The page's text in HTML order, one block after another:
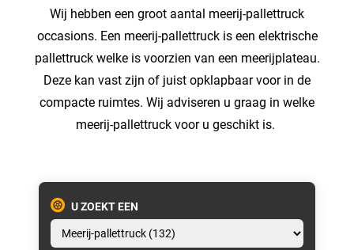
Wij hebben een groot aantal meerij-pallettruck
occasions. Een meerij-pallettruck is een elektrische
pallettruck welke is voorzien van een meerijplateau.
Deze kan vast zijn of juist opklapbaar voor in de
compacte ruimtes. Wij adviseren u graag in welke
meerij-pallettruck voor u geschikt is.
U ZOEKT EEN